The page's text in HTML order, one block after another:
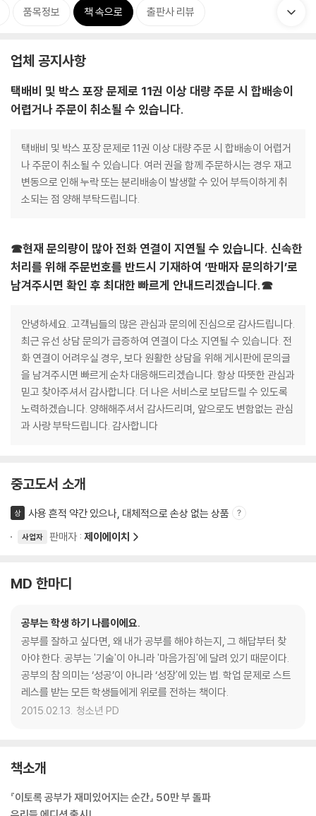
품목정보 책 속으로 출판사 리뷰
업체 공지사항
택배비 및 박스 포장 문제로 11권 이상 대량 주문 시 합배송이
어렵거나 주문이 취소될 수 있습니다.
택배비 및 박스 포장 문제로 11권 이상 대량 주문 시 합배송이 어렵거
나 주문이 취소될 수 있습니다. 여러 권을 함께 주문하시는 경우 재고
변동으로 인해 누락 또는 분리배송이 발생할 수 있어 부득이하게 취
소되는 점 양해 부탁드립니다.
☎현재 문의량이 많아 전화 연결이 지연될 수 있습니다. 신속한
처리를 위해 주문번호를 반드시 기재하여 ‘판매자 문의하기’로
남겨주시면 확인 후 최대한 빠르게 안내드리겠습니다.☎
안녕하세요. 고객님들의 많은 관심과 문의에 진심으로 감사드립니다.
최근 유선 상담 문의가 급증하여 연결이 다소 지연될 수 있습니다. 전
화 연결이 어려우실 경우, 보다 원활한 상담을 위해 게시판에 문의글
을 남겨주시면 빠르게 순차 대응해드리겠습니다. 항상 따뜻한 관심과
믿고 찾아주셔서 감사합니다. 더 나은 서비스로 보답드릴 수 있도록
노력하겠습니다. 양해해주셔서 감사드리며, 앞으로도 변함없는 관심
과 사랑 부탁드립니다. 감사합니다
중고도서 소개
상 사용 흔적 약간 있으나, 대체적으로 손상 없는 상품
사업자 판매자 : 제이에이치
MD 한마디
공부는 학생 하기 나름이에요.
공부를 잘하고 싶다면, 왜 내가 공부를 해야 하는지, 그 해답부터 찾
아야 한다. 공부는 '기술'이 아니라 '마음가짐'에 달려 있기 때문이다.
공부의 참 의미는 ‘성공’이 아니라 ‘성장'에 있는 법. 학업 문제로 스트
레스를 받는 모든 학생들에게 위로를 전하는 책이다.
2015.02.13. 청소년 PD
책소개
『이토록 공부가 재미있어지는 순간』 50만 부 돌파